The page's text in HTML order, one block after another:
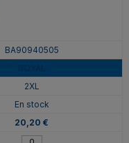
BA90940505
2XL
En stock
20,20 €